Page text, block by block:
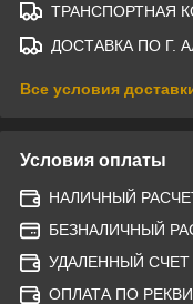
ТРАНСПОРТНАЯ
ДОСТАВКА ПО Г.
Все условия
Условия оплаты
НАЛИЧНЫЙ
БЕЗНАЛИЧНЫЙ
УДАЛЕННЫЙ СЧЕТ
ОПЛАТА ПО